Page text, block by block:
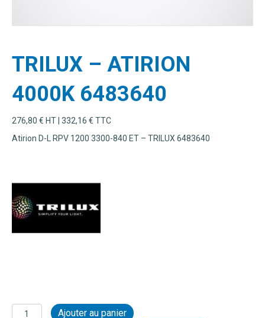
TRILUX – ATIRION
4000K 6483640
276,80 € HT | 332,16 € TTC
Atirion D-L RPV 1200 3300-840 ET – TRILUX 6483640
quantité
Ajouter au panier